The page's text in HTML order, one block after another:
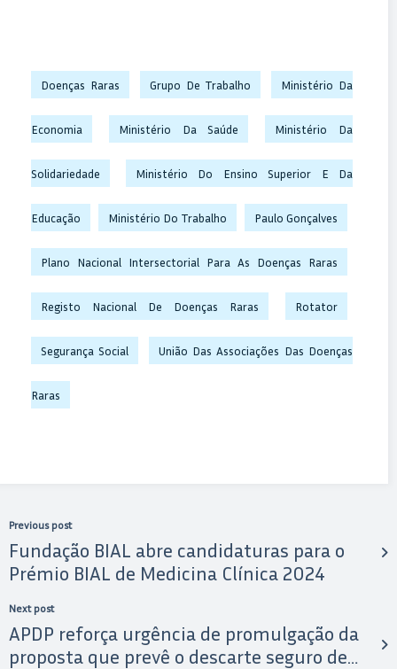
Doenças Raras Grupo De Trabalho Ministério Da
Economia Ministério Da Saúde Ministério Da
Solidariedade Ministério Do Ensino Superior E Da
Educação Ministério Do Trabalho Paulo Gonçalves
Plano Nacional Intersectorial Para As Doenças Raras
Registo Nacional De Doenças Raras Rotator
Segurança Social União Das Associações Das Doenças
Raras
Previous post
Fundação BIAL abre candidaturas para o
Prémio BIAL de Medicina Clínica 2024
Next post
APDP reforça urgência de promulgação da
proposta que prevê o descarte seguro de